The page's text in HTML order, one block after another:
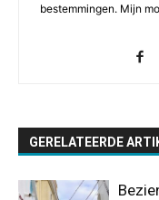
bestemmingen. Mijn
GERELATEERDE